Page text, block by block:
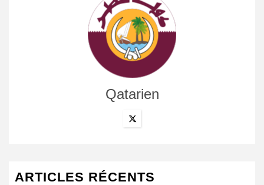
Qatarien
ARTICLES RÉCENTS